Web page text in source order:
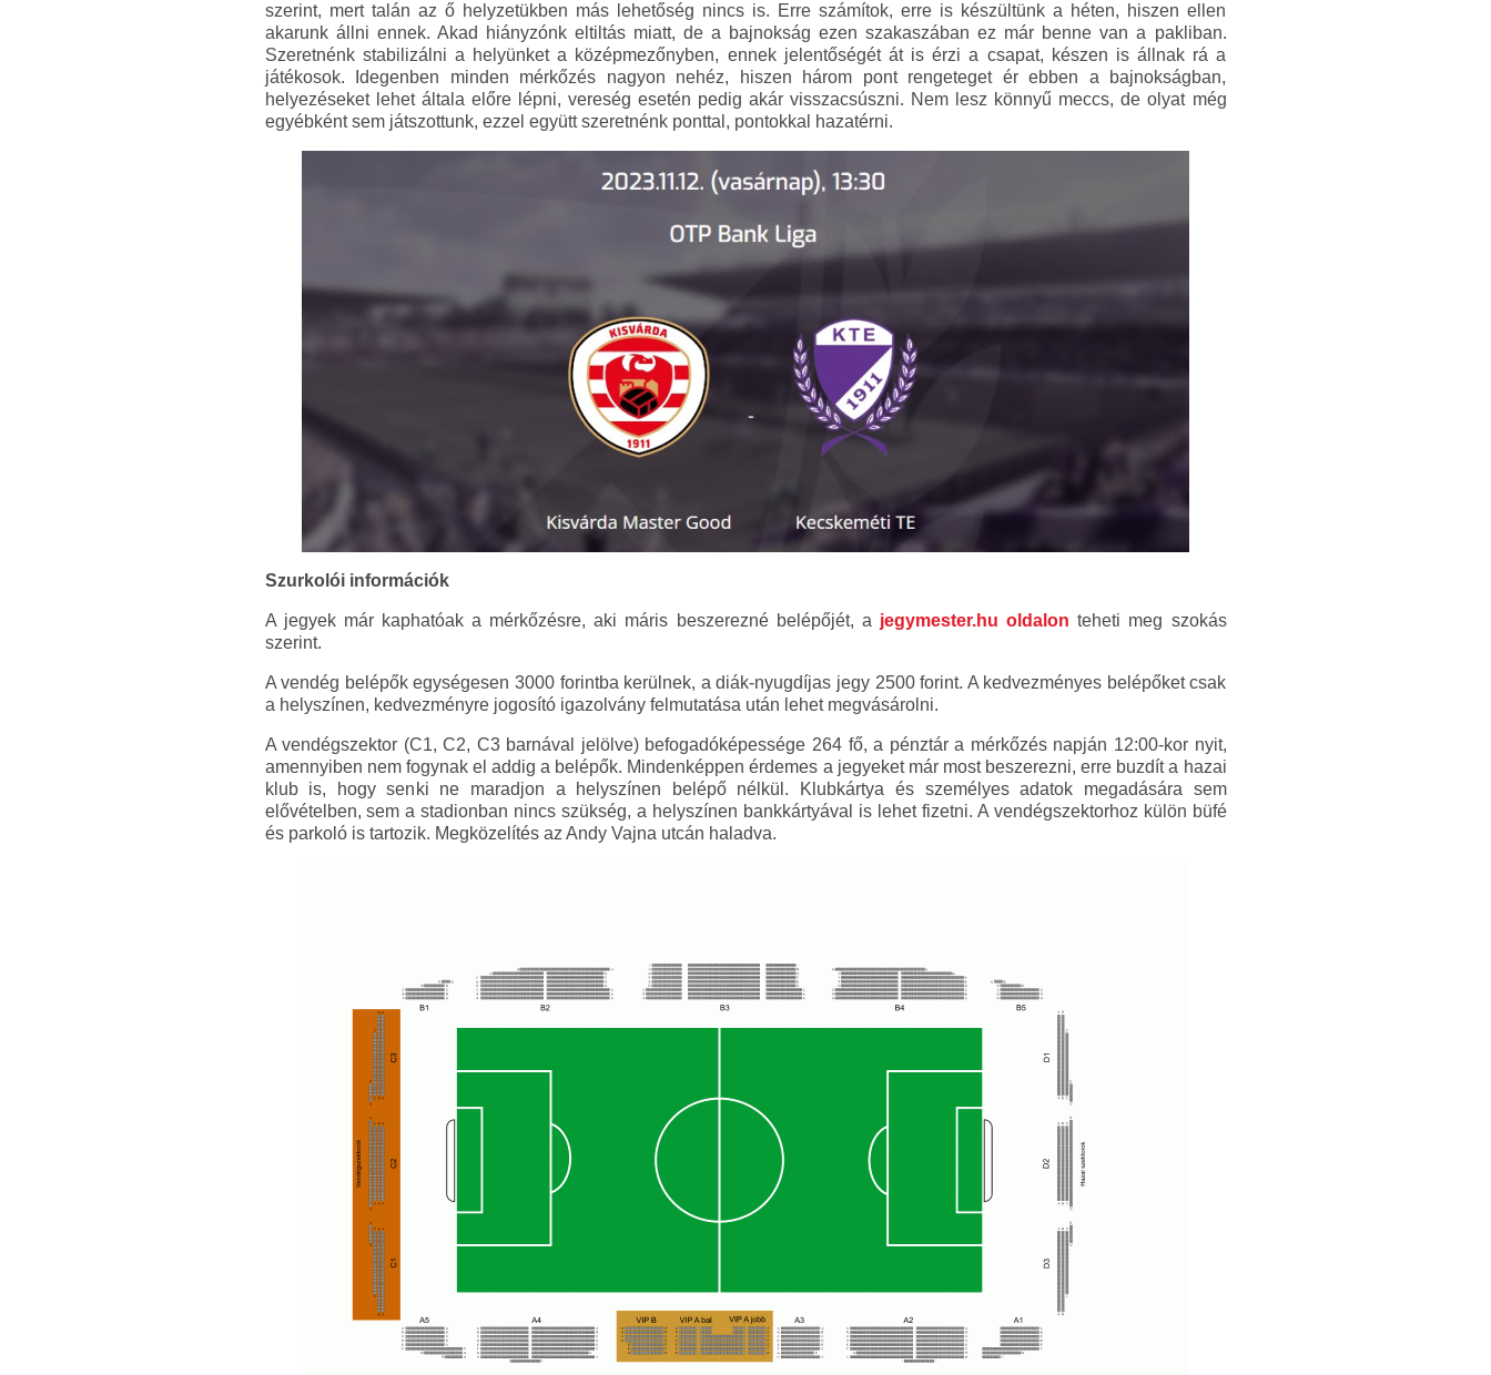
szerint, mert talán az ő helyzetükben más lehetőség nincs is. Erre számítok, erre is készültünk a héten, hiszen ellen
akarunk állni ennek. Akad hiányzónk eltiltás miatt, de a bajnokság ezen szakaszában ez már benne van a pakliban.
Szeretnénk stabilizálni a helyünket a középmezőnyben, ennek jelentőségét át is érzi a csapat, készen is állnak rá a
játékosok. Idegenben minden mérkőzés nagyon nehéz, hiszen három pont rengeteget ér ebben a bajnokságban,
helyezéseket lehet általa előre lépni, vereség esetén pedig akár visszacsúszni. Nem lesz könnyű meccs, de olyat még
egyébként sem játszottunk, ezzel együtt szeretnénk ponttal, pontokkal hazatérni.
Szurkolói információk
A jegyek már kaphatóak a mérkőzésre, aki máris beszerezné belépőjét, a jegymester.hu oldalon teheti meg szokás
szerint.
A vendég belépők egységesen 3000 forintba kerülnek, a diák-nyugdíjas jegy 2500 forint. A kedvezményes belépőket csak
a helyszínen, kedvezményre jogosító igazolvány felmutatása után lehet megvásárolni.
A vendégszektor (C1, C2, C3 barnával jelölve) befogadóképessége 264 fő, a pénztár a mérkőzés napján 12:00-kor nyit,
amennyiben nem fogynak el addig a belépők. Mindenképpen érdemes a jegyeket már most beszerezni, erre buzdít a hazai
klub is, hogy senki ne maradjon a helyszínen belépő nélkül. Klubkártya és személyes adatok megadására sem
elővételben, sem a stadionban nincs szükség, a helyszínen bankkártyával is lehet fizetni. A vendégszektorhoz külön büfé
és parkoló is tartozik. Megközelítés az Andy Vajna utcán haladva.